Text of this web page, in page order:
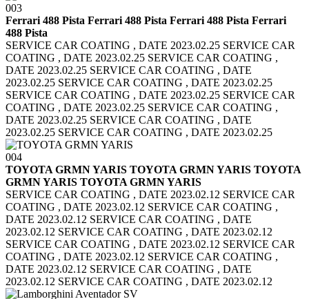
003
Ferrari 488 Pista Ferrari 488 Pista Ferrari 488 Pista Ferrari
488 Pista
SERVICE CAR COATING , DATE 2023.02.25 SERVICE CAR
COATING , DATE 2023.02.25 SERVICE CAR COATING ,
DATE 2023.02.25 SERVICE CAR COATING , DATE
2023.02.25 SERVICE CAR COATING , DATE 2023.02.25
SERVICE CAR COATING , DATE 2023.02.25 SERVICE CAR
COATING , DATE 2023.02.25 SERVICE CAR COATING ,
DATE 2023.02.25 SERVICE CAR COATING , DATE
2023.02.25 SERVICE CAR COATING , DATE 2023.02.25
004
TOYOTA GRMN YARIS TOYOTA GRMN YARIS TOYOTA
GRMN YARIS TOYOTA GRMN YARIS
SERVICE CAR COATING , DATE 2023.02.12 SERVICE CAR
COATING , DATE 2023.02.12 SERVICE CAR COATING ,
DATE 2023.02.12 SERVICE CAR COATING , DATE
2023.02.12 SERVICE CAR COATING , DATE 2023.02.12
SERVICE CAR COATING , DATE 2023.02.12 SERVICE CAR
COATING , DATE 2023.02.12 SERVICE CAR COATING ,
DATE 2023.02.12 SERVICE CAR COATING , DATE
2023.02.12 SERVICE CAR COATING , DATE 2023.02.12